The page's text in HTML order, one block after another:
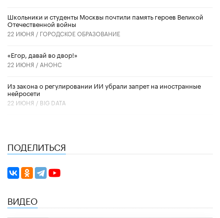
Школьники и студенты Москвы почтили память героев Великой
Отечественной войны
22 ИЮНЯ / ГОРОДСКОЕ ОБРАЗОВАНИЕ
«Егор, давай во двор!»
22 ИЮНЯ / АНОНС
Из закона о регулировании ИИ убрали запрет на иностранные
нейросети
22 ИЮНЯ / BIG DATA
ПОДЕЛИТЬСЯ
ВИДЕО